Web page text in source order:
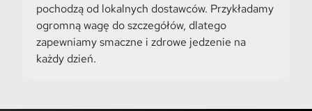
pochodzą od lokalnych dostawców. Przykładamy
ogromną wagę do szczegółów, dlatego
zapewniamy smaczne i zdrowe jedzenie na
każdy dzień.